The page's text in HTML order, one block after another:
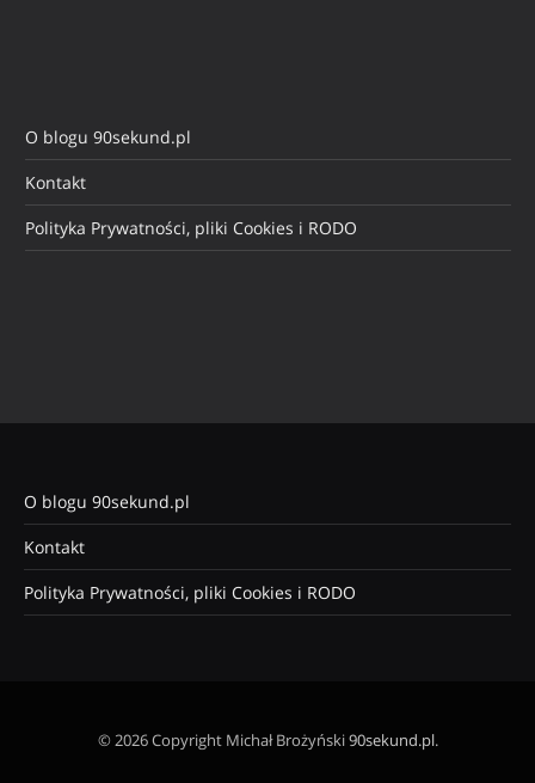
O blogu 90sekund.pl
Kontakt
Polityka Prywatności, pliki Cookies i RODO
O blogu 90sekund.pl
Kontakt
Polityka Prywatności, pliki Cookies i RODO
© 2026 Copyright Michał Brożyński90sekund.pl.